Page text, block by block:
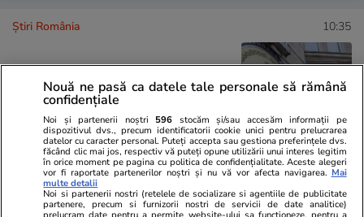
Știri România 10:35
Oficiului Național pentru Jocuri
de Noroc din București
Știri România 10:30
Nouă ne pasă ca datele tale personale să rămână
confidențiale
Noi și partenerii noștri 596 stocăm și/sau accesăm informații pe
dispozitivul dvs., precum identificatorii cookie unici pentru prelucrarea
datelor cu caracter personal. Puteți accepta sau gestiona preferințele dvs.
făcând clic mai jos, respectiv vă puteți opune utilizării unui interes legitim
în orice moment pe pagina cu politica de confidențialitate. Aceste alegeri
vor fi raportate partenerilor noștri și nu vă vor afecta navigarea. Mai
multe detalii
Noi si partenerii nostri (retelele de socializare si agentiile de publicitate
partenere, precum si furnizorii nostri de servicii de date analitice)